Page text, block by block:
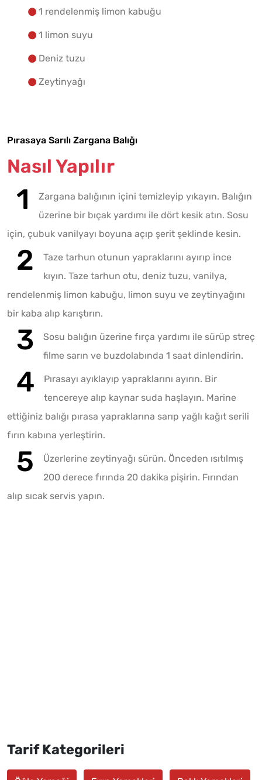
1 rendelenmiş limon kabuğu
1 limon suyu
Deniz tuzu
Zeytinyağı
Pırasaya Sarılı Zargana Balığı
Nasıl Yapılır
Zargana balığının içini temizleyip yıkayın. Balığın
üzerine bir bıçak yardımı ile dört kesik atın. Sosu
için, çubuk vanilyayı boyuna açıp şerit şeklinde kesin.
Taze tarhun otunun yapraklarını ayırıp ince
kıyın. Taze tarhun otu, deniz tuzu, vanilya,
rendelenmiş limon kabuğu, limon suyu ve zeytinyağını
bir kaba alıp karıştırın.
Sosu balığın üzerine fırça yardımı ile sürüp streç
filme sarın ve buzdolabında 1 saat dinlendirin.
Pırasayı ayıklayıp yapraklarını ayırın. Bir
tencereye alıp kaynar suda haşlayın. Marine
ettiğiniz balığı pırasa yapraklarına sarıp yağlı kağıt serili
fırın kabına yerleştirin.
Üzerlerine zeytinyağı sürün. Önceden ısıtılmış
200 derece fırında 20 dakika pişirin. Fırından
alıp sıcak servis yapın.
Tarif Kategorileri